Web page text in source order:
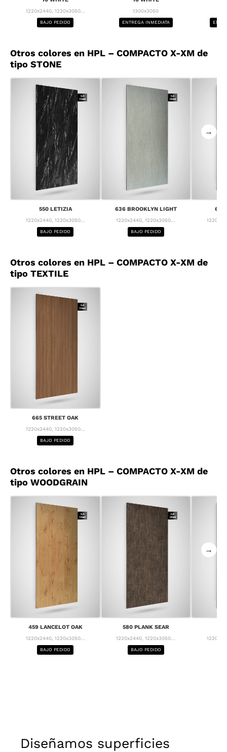
1220x2440, 1220x3050...
BAJO PEDIDO
1300x3050
ENTREGA INMEDIATA
Otros colores en HPL – COMPACTO X-XM de
tipo STONE
550 LETIZIA
1220x2440, 1220x3050...
BAJO PEDIDO
636 BROOKLYN LIGHT
1220x2440, 1220x3050...
BAJO PEDIDO
637
→
Otros colores en HPL – COMPACTO X-XM de
tipo TEXTILE
665 STREET OAK
1220x2440, 1220x3050...
BAJO PEDIDO
Otros colores en HPL – COMPACTO X-XM de
tipo WOODGRAIN
459 LANCELOT OAK
1220x2440, 1220x3050...
BAJO PEDIDO
580 PLANK SEAR
1220x2440, 1220x3050...
BAJO PEDIDO
→
Diseñamos superficies